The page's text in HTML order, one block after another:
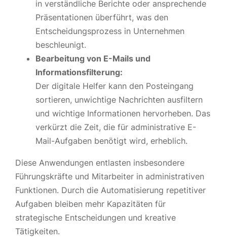
in verständliche Berichte oder ansprechende
Präsentationen überführt, was den
Entscheidungsprozess in Unternehmen
beschleunigt.
Bearbeitung von E-Mails und
Informationsfilterung:
Der digitale Helfer kann den Posteingang
sortieren, unwichtige Nachrichten ausfiltern
und wichtige Informationen hervorheben. Das
verkürzt die Zeit, die für administrative E-
Mail-Aufgaben benötigt wird, erheblich.
Diese Anwendungen entlasten insbesondere
Führungskräfte und Mitarbeiter in administrativen
Funktionen. Durch die Automatisierung repetitiver
Aufgaben bleiben mehr Kapazitäten für
strategische Entscheidungen und kreative
Tätigkeiten.